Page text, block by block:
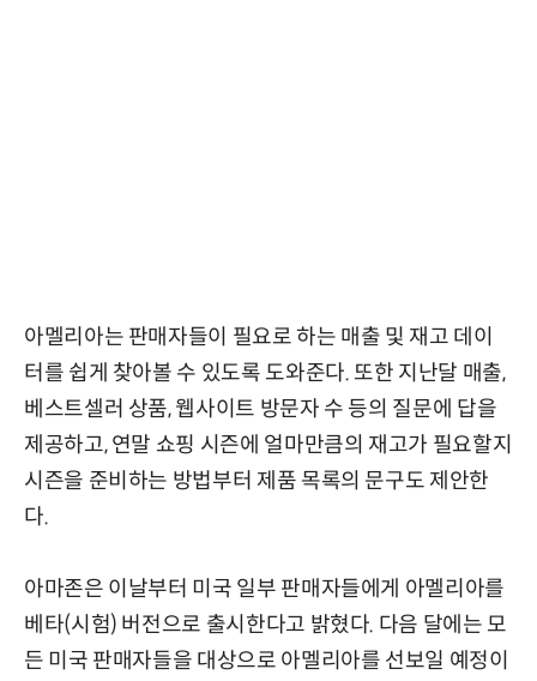
아멜리아는 판매자들이 필요로 하는 매출 및 재고 데이
터를 쉽게 찾아볼 수 있도록 도와준다. 또한 지난달 매출,
베스트셀러 상품, 웹사이트 방문자 수 등의 질문에 답을
제공하고, 연말 쇼핑 시즌에 얼마만큼의 재고가 필요할지
시즌을 준비하는 방법부터 제품 목록의 문구도 제안한
다.
아마존은 이날부터 미국 일부 판매자들에게 아멜리아를
베타(시험) 버전으로 출시한다고 밝혔다. 다음 달에는 모
든 미국 판매자들을 대상으로 아멜리아를 선보일 예정이